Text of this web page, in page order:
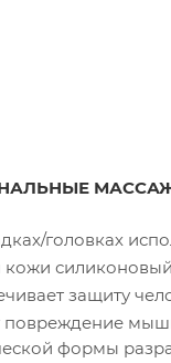
головках
кожи
защиту
повреждение
формы